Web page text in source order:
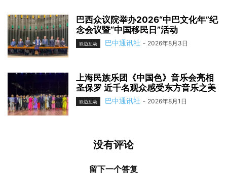
巴西众议院举办2026“中巴文化年”纪
念会议暨“中国移民日”活动
双边互动 巴中通讯社 - 2026年8月3日
上海民族乐团《中国色》音乐会亮相
圣保罗 近千名观众感受东方音乐之美
双边互动 巴中通讯社 - 2026年8月1日
没有评论
留下一个答复